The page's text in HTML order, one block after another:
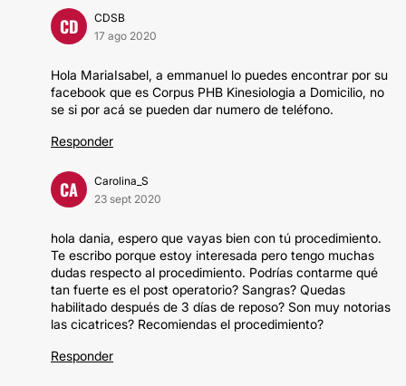
CD
CDSB
17 ago 2020
Hola MariaIsabel, a emmanuel lo puedes encontrar por su
facebook que es Corpus PHB Kinesiologia a Domicilio, no
se si por acá se pueden dar numero de teléfono.
Responder
CA
Carolina_S
23 sept 2020
hola dania, espero que vayas bien con tú procedimiento.
Te escribo porque estoy interesada pero tengo muchas
dudas respecto al procedimiento. Podrías contarme qué
tan fuerte es el post operatorio? Sangras? Quedas
habilitado después de 3 días de reposo? Son muy notorias
las cicatrices? Recomiendas el procedimiento?
Responder